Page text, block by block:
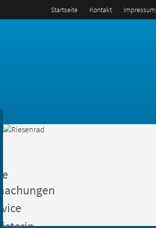
Startseite Kontakt Impressum